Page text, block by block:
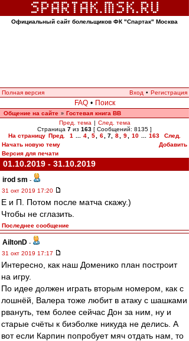
Официальный сайт болельщиков ФК "Спартак" Москва
Полная версия Вход • Регистрация
FAQ • Поиск
Общение на сайте » Гостевая книга ВВ
Пред. тема | След. тема
Страница 7 из 163 [ Сообщений: 8135 ]
На страницу Пред. 1 4 5 6 7 8 9 10 163
След.
Начать новую тему
Добавить
Версия для печати
01.10.2019 - 31.10.2019
irod sm -
31 окт 2019 17:20
Е и П. Потом после матча скажу.)
Чтобы не сглазить.
Последнее сообщение
AiltonD -
31 окт 2019 17:17
Интересно, как наш Доменико план построит
на игру.
По идее должен играть вторым номером, как с
лошнёй, Валера тоже любит в атаку с шашками
рвануть, тем более сейчас Дон за ним, ну и
старые счёты к биэболке никуда не делись. А
вот если Карпин попробует мяч отдать нам, то